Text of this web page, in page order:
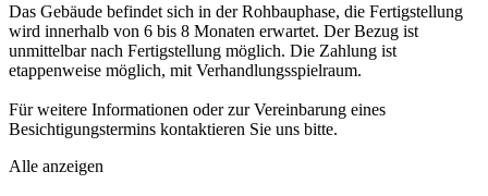
Das Gebäude befindet sich in der Rohbauphase, die Fertigstellung
wird innerhalb von 6 bis 8 Monaten erwartet. Der Bezug ist
unmittelbar nach Fertigstellung möglich. Die Zahlung ist
etappenweise möglich, mit Verhandlungsspielraum.
Für weitere Informationen oder zur Vereinbarung eines
Besichtigungstermins kontaktieren Sie uns bitte.
Alle anzeigen